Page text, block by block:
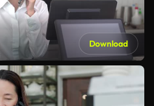
Download